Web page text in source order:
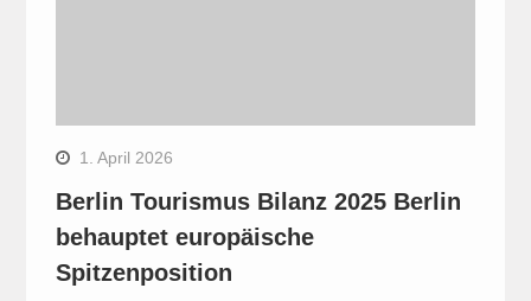
1. April 2026
Berlin Tourismus Bilanz 2025 Berlin
behauptet europäische
Spitzenposition